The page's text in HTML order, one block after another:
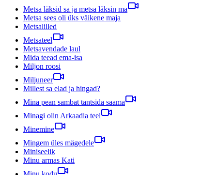
Metsa läksid sa ja metsa läksin ma
Metsa sees oli üks väikene maja
Metsalilled
Metsateel
Metsavendade laul
Mida teead ema-isa
Miljon roosi
Miljuneer
Millest sa elad ja hingad?
Mina pean sambat tantsida saama
Minagi olin Arkaadia teel
Minemine
Mingem üles mägedele
Miniseelik
Minu armas Kati